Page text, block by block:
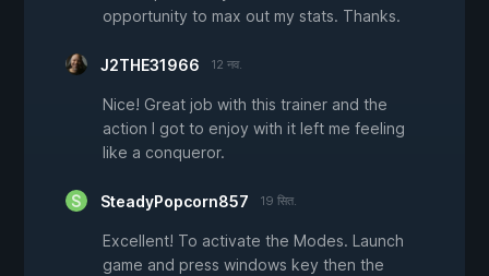
opportunity to max out my stats. Thanks.
J2THE31966 12 नव.
Nice! Great job with this trainer and the
action I got to enjoy with it left me feeling
like a conqueror.
SteadyPopcorn857 19 सित.
Excellent! To activate the Modes. Launch
game and press windows key then the